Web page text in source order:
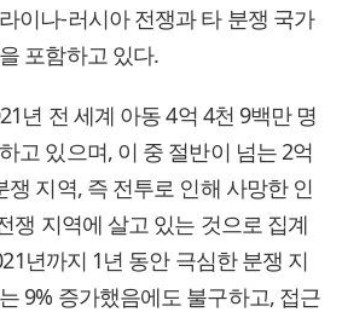
이나-러시아 전쟁과 타 분쟁 국가
포함하고 있다.
년 전 세계 아동 4억 4천 9백만 명
고 있으며, 이 중 절반이 넘는 2억
지역, 즉 전투로 인해 사망한 인
쟁 지역에 살고 있는 것으로 집계
년까지 1년 동안 극심한 분쟁 지
9% 증가했음에도 불구하고, 접근